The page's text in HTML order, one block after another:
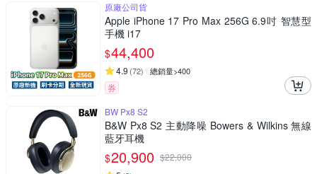
原廠公司貨
Apple iPhone 17 Pro Max 256G 6.9吋 智慧型
手機 i17
$44,400
4.9 (72) 總銷量>400
券
BW Px8 S2
B&W Px8 S2 主動降噪 Bowers & Wilkins 無線
藍牙耳機
$20,900 $22,000